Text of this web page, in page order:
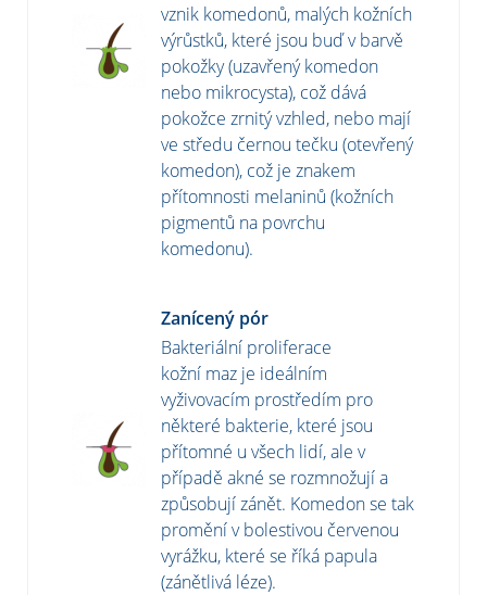
vznik komedonů, malých kožních
výrůstků, které jsou buď v barvě
pokožky (uzavřený komedon
nebo mikrocysta), což dává
pokožce zrnitý vzhled, nebo mají
ve středu černou tečku (otevřený
komedon), což je znakem
přítomnosti melaninů (kožních
pigmentů na povrchu
komedonu).
Zanícený pór
Bakteriální proliferace
kožní maz je ideálním
vyživovacím prostředím pro
některé bakterie, které jsou
přítomné u všech lidí, ale v
případě akné se rozmnožují a
způsobují zánět. Komedon se tak
promění v bolestivou červenou
vyrážku, které se říká papula
(zánětlivá léze).